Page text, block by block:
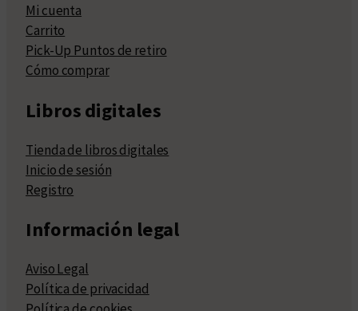
Mi cuenta
Carrito
Pick-Up Puntos de retiro
Cómo comprar
Libros digitales
Tienda de libros digitales
Inicio de sesión
Registro
Información legal
Aviso Legal
Política de privacidad